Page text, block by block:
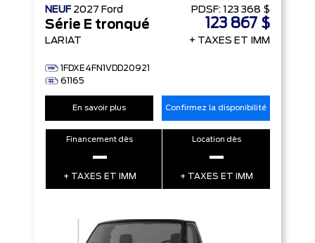
NEUF 2027 Ford
Série E tronqué
LARIAT
1FDXE4FN1VDD20921
61165
PDSF: 123 368 $
123 867 $
+ TAXES ET IMM
En savoir plus Confirmez la disponibilité
Financement dès
–
+ TAXES ET IMM
Location dès
–
+ TAXES ET IMM